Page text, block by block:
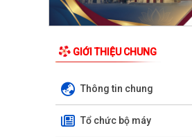
GIỚI THIỆU CHUNG
Thông tin chung
Tổ chức bộ máy